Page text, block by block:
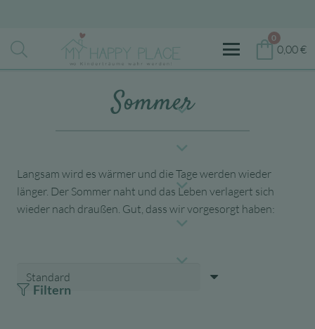
0
0,00€
Sommer
Langsam wird es wärmer und die Tage werden wieder
länger. Der Sommer naht und das Leben verlagert sich
wieder nach draußen. Gut, dass wir vorgesorgt haben:
Filtern